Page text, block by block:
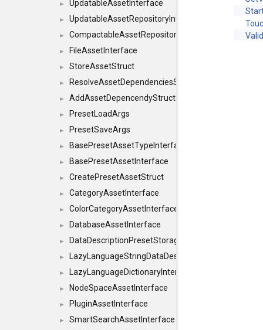
► UpdatableAssetInterface
► UpdatableAssetRepositoryInterface
► CompactableAssetRepositoryInterface
► FileAssetInterface
► StoreAssetStruct
► ResolveAssetDependenciesStruct
► AddAssetDepencendyStruct
► PresetLoadArgs
► PresetSaveArgs
► BasePresetAssetTypeInterface
► BasePresetAssetInterface
► CreatePresetAssetStruct
► CategoryAssetInterface
► ColorCategoryAssetInterface
► DatabaseAssetInterface
► DataDescriptionPresetStorageInterface
►
► LazyLanguageDictionaryInterface
► NodeSpaceAssetInterface
► PluginAssetInterface
► SmartSearchAssetInterface